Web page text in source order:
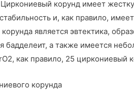
корунд имеет
и, как правило,
является эвтектика,
бадделеит, а также имеется
как правило, 25 циркониевый
корунда